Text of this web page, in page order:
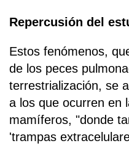
Repercusión del
Estos fenómenos,
de los peces
terrestrialización, se
a los que ocurren en
mamíferos, "donde
'trampas